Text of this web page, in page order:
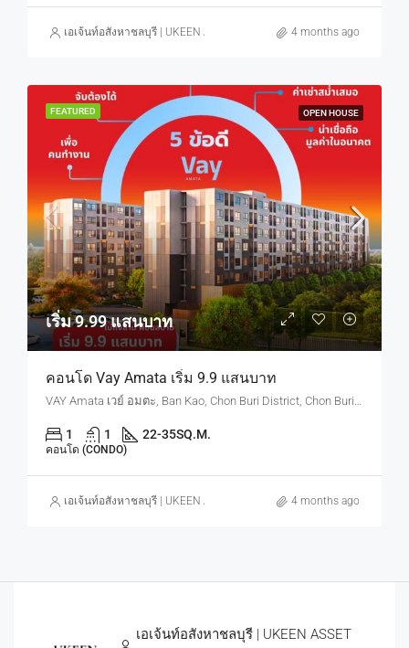
เอเจ้นท์อสังหาชลบุรี | UKEEN ASSET CO., LTD. 4 months ago
FEATURED OPEN HOUSE
เริ่ม 9.99 แสนบาท
คอนโด Vay Amata เริ่ม 9.9 แสนบาท
VAY Amata เวย์ อมตะ, Ban Kao, Chon Buri District, Chon Buri, Thailand
1 1 22-35SQ.M.
คอนโด (CONDO)
เอเจ้นท์อสังหาชลบุรี | UKEEN ASSET CO., LTD. 4 months ago
เอเจ้นท์อสังหาชลบุรี | UKEEN ASSET